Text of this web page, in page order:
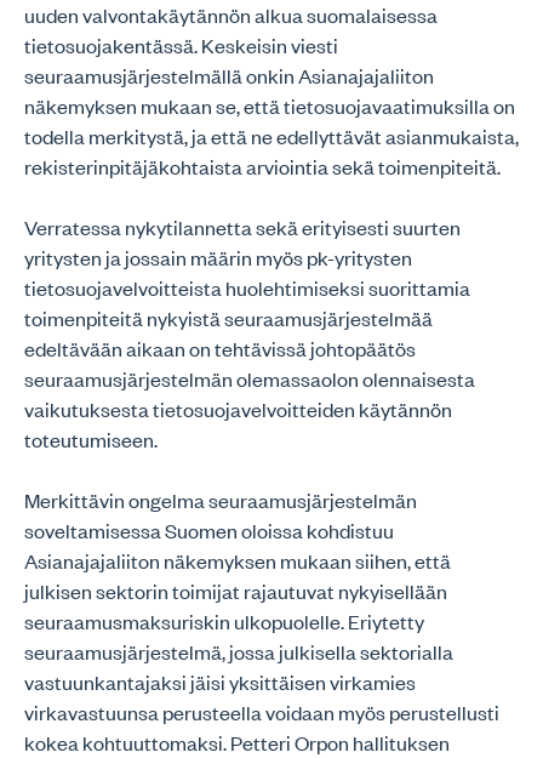
uuden valvontakäytännön alkua suomalaisessa
tietosuojakentässä. Keskeisin viesti
seuraamusjärjestelmällä onkin Asianajajaliiton
näkemyksen mukaan se, että tietosuojavaatimuksilla on
todella merkitystä, ja että ne edellyttävät asianmukaista,
rekisterinpitäjäkohtaista arviointia sekä toimenpiteitä.
Verratessa nykytilannetta sekä erityisesti suurten
yritysten ja jossain määrin myös pk-yritysten
tietosuojavelvoitteista huolehtimiseksi suorittamia
toimenpiteitä nykyistä seuraamusjärjestelmää
edeltävään aikaan on tehtävissä johtopäätös
seuraamusjärjestelmän olemassaolon olennaisesta
vaikutuksesta tietosuojavelvoitteiden käytännön
toteutumiseen.
Merkittävin ongelma seuraamusjärjestelmän
soveltamisessa Suomen oloissa kohdistuu
Asianajajaliiton näkemyksen mukaan siihen, että
julkisen sektorin toimijat rajautuvat nykyisellään
seuraamusmaksuriskin ulkopuolelle. Eriytetty
seuraamusjärjestelmä, jossa julkisella sektorialla
vastuunkantajaksi jäisi yksittäisen virkamies
virkavastuunsa perusteella voidaan myös perustellusti
kokea kohtuuttomaksi. Petteri Orpon hallituksen